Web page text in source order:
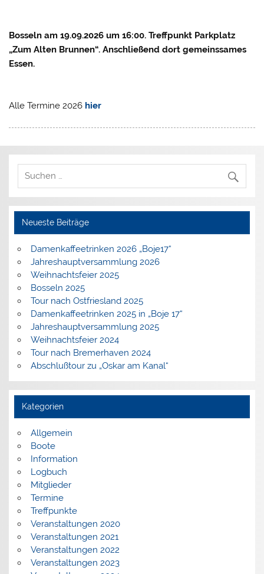
Bosseln am 19.09.2026 um 16:00. Treffpunkt Parkplatz
„Zum Alten Brunnen“. Anschließend dort gemeinssames
Essen.
Alle Termine 2026 hier
Neueste Beiträge
Damenkaffeetrinken 2026 „Boje17“
Jahreshauptversammlung 2026
Weihnachtsfeier 2025
Bosseln 2025
Tour nach Ostfriesland 2025
Damenkaffeetrinken 2025 in „Boje 17“
Jahreshauptversammlung 2025
Weihnachtsfeier 2024
Tour nach Bremerhaven 2024
Abschlußtour zu „Oskar am Kanal“
Kategorien
Allgemein
Boote
Information
Logbuch
Mitglieder
Termine
Treffpunkte
Veranstaltungen 2020
Veranstaltungen 2021
Veranstaltungen 2022
Veranstaltungen 2023